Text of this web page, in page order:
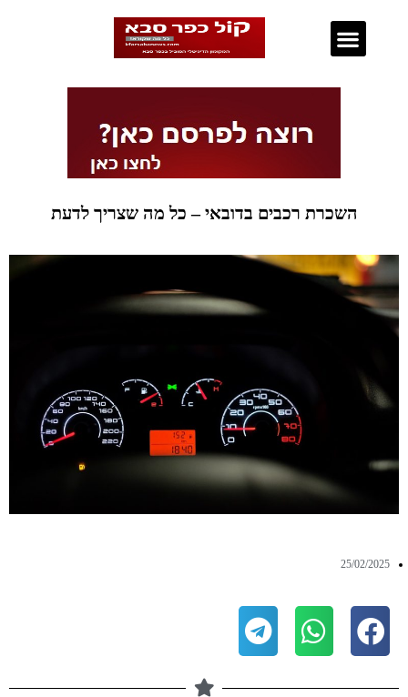
השכרת רכבים בדובאי – כל מה שצריך לדעת
25/02/2025